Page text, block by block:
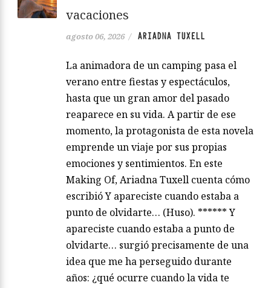
vacaciones
agosto 06, 2026 / ARIADNA TUXELL
La animadora de un camping pasa el
verano entre fiestas y espectáculos,
hasta que un gran amor del pasado
reaparece en su vida. A partir de ese
momento, la protagonista de esta novela
emprende un viaje por sus propias
emociones y sentimientos. En este
Making Of, Ariadna Tuxell cuenta cómo
escribió Y apareciste cuando estaba a
punto de olvidarte… (Huso). ****** Y
apareciste cuando estaba a punto de
olvidarte… surgió precisamente de una
idea que me ha perseguido durante
años: ¿qué ocurre cuando la vida te